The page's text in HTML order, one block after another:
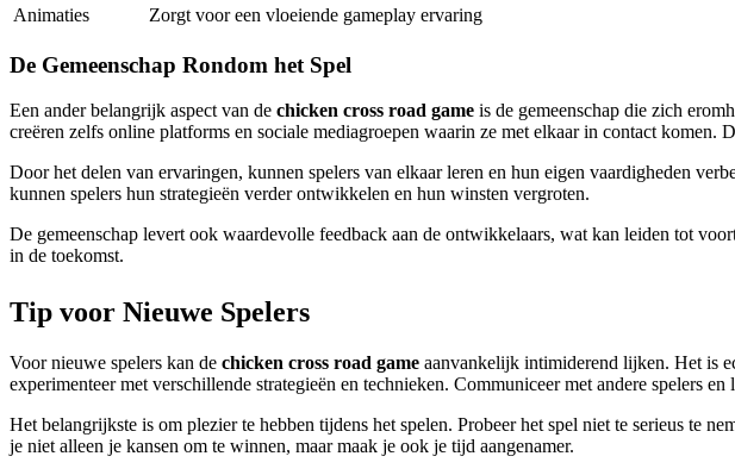
Animaties
Zorgt voor een vloeiende gameplay ervaring
De Gemeenschap Rondom het Spel
Een ander belangrijk aspect van de chicken cross road game is de gemeenschap die zich
creëren zelfs online platforms en sociale mediagroepen waarin ze met elkaar in contact
Door het delen van ervaringen, kunnen spelers van elkaar leren en hun eigen vaardigheden
kunnen spelers hun strategieën verder ontwikkelen en hun winsten vergroten.
De gemeenschap levert ook waardevolle feedback aan de ontwikkelaars, wat kan leiden tot
in de toekomst.
Tip voor Nieuwe Spelers
Voor nieuwe spelers kan de chicken cross road game aanvankelijk intimiderend lijken. Het is
experimenteer met verschillende strategieën en technieken. Communiceer met andere spelers
Het belangrijkste is om plezier te hebben tijdens het spelen. Probeer het spel niet te serieus te
je niet alleen je kansen om te winnen, maar maak je ook je tijd aangenamer.